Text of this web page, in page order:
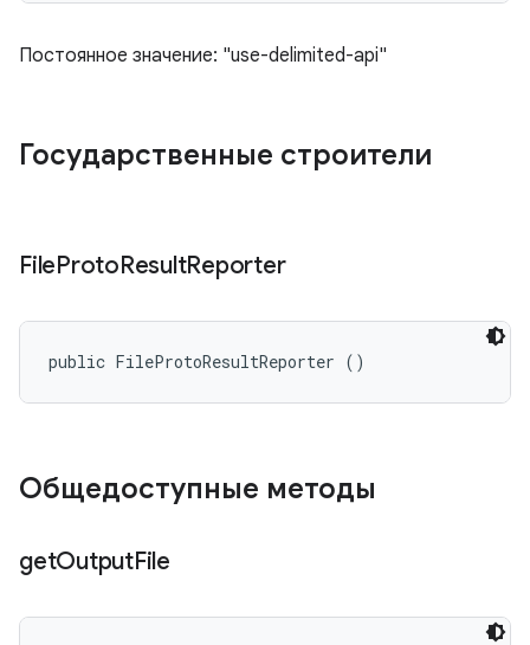
Постоянное значение: "use-delimited-api"
Государственные строители
FileProtoResultReporter
public FileProtoResultReporter ()
Общедоступные методы
getOutputFile